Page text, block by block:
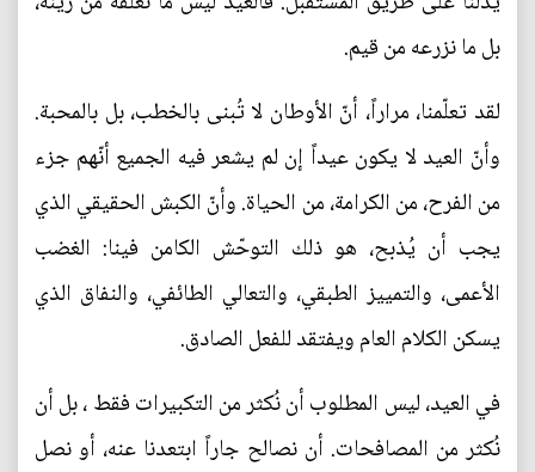
بل ما نزرعه من قيم.
لقد تعلّمنا، مراراً، أنّ الأوطان لا تُبنى بالخطب، بل بالمحبة.
وأنّ العيد لا يكون عيداً إن لم يشعر فيه الجميع أنّهم جزء
من الفرح، من الكرامة، من الحياة. وأنّ الكبش الحقيقي الذي
يجب أن يُذبح، هو ذلك التوحّش الكامن فينا: الغضب
الأعمى، والتمييز الطبقي، والتعالي الطائفي، والنفاق الذي
يسكن الكلام العام ويفتقد للفعل الصادق.
في العيد، ليس المطلوب أن نُكثر من التكبيرات فقط ، بل أن
نُكثر من المصافحات. أن نصالح جاراً ابتعدنا عنه، أو نصل